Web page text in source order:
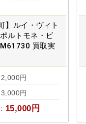
】ルイ・ヴィト
ルトモネ・ビ
買取実
円
円
15,000円